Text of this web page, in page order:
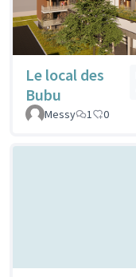
Le local des
Bubu
Messy
1 0